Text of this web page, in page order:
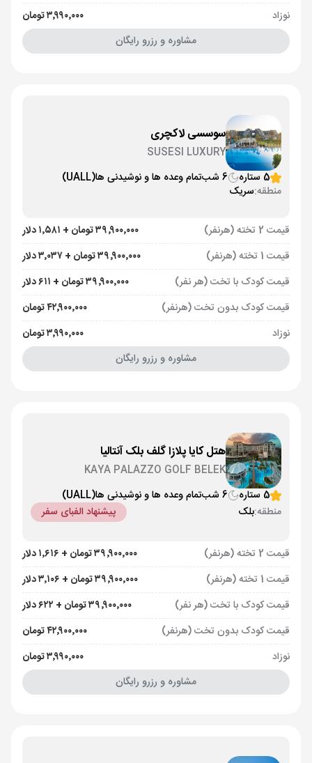
نوزاد
۳٬۹۹۰٬۰۰۰ تومان
مشاوره و رزرو رایگان
سوسسی لاکچری
SUSESI LUXURY
5 ستاره
6 شب تمام وعده ها و نوشیدنی ها(UALL)
منطقه:سریک
قیمت 2 تخته (هرنفر)
۳۹٬۹۰۰٬۰۰۰ تومان + ۱٬۵۸۱ دلار
قیمت 1 تخته (هرنفر)
۳۹٬۹۰۰٬۰۰۰ تومان + ۳٬۰۳۷ دلار
قیمت کودک با تخت (هر نفر)
۳۹٬۹۰۰٬۰۰۰ تومان + ۶۱۱ دلار
قیمت کودک بدون تخت (هرنفر)
۴۲٬۹۰۰٬۰۰۰ تومان
نوزاد
۳٬۹۹۰٬۰۰۰ تومان
مشاوره و رزرو رایگان
هتل کایا پلازا گلف بلک آنتالیا
KAYA PALAZZO GOLF BELEK
5 ستاره
6 شب تمام وعده ها و نوشیدنی ها(UALL)
منطقه:بلک پیشنهاد الفبای سفر
قیمت 2 تخته (هرنفر)
۳۹٬۹۰۰٬۰۰۰ تومان + ۱٬۶۱۶ دلار
قیمت 1 تخته (هرنفر)
۳۹٬۹۰۰٬۰۰۰ تومان + ۳٬۱۰۶ دلار
قیمت کودک با تخت (هر نفر)
۳۹٬۹۰۰٬۰۰۰ تومان + ۶۲۲ دلار
قیمت کودک بدون تخت (هرنفر)
۴۲٬۹۰۰٬۰۰۰ تومان
نوزاد
۳٬۹۹۰٬۰۰۰ تومان
مشاوره و رزرو رایگان